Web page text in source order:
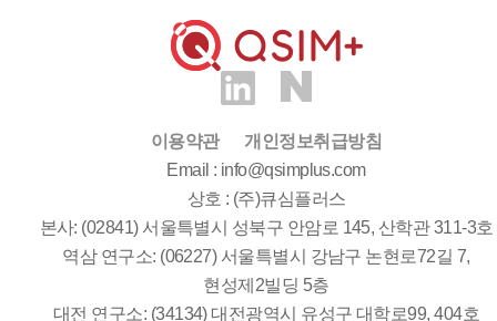
Email : info@qsimplus.com
상호 : (주)큐심플러스
본사: (02841) 서울특별시 성북구 안암로 145, 산학관 311-3호
역삼 연구소: (06227) 서울특별시 강남구 논현로72길 7,
현성제2빌딩 5층
대전 연구소: (34134) 대전광역시 유성구 대학로99, 404호
이용약관 개인정보취급방침